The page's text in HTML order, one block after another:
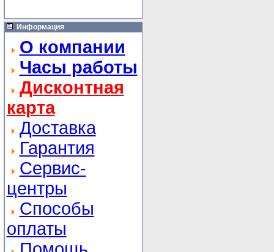
Информация
О компании
Часы работы
Дисконтная
карта
Доставка
Гарантия
Сервис-
центры
Способы
оплаты